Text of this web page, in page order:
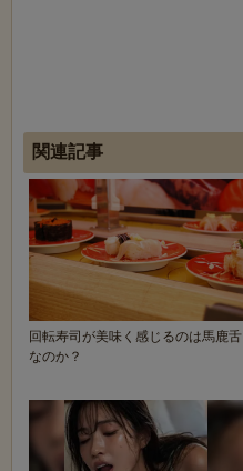
関連記事
回転寿司が美味く感じるのは馬鹿舌
なのか？